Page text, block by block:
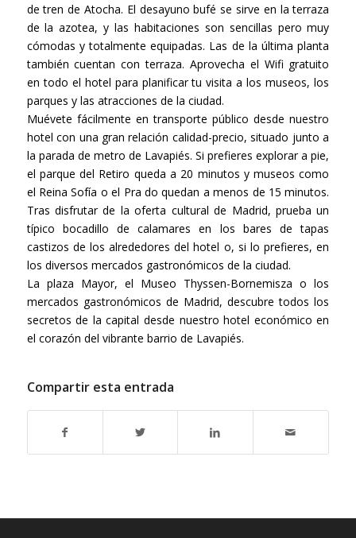
de tren de Atocha. El desayuno bufé se sirve en la terraza
de la azotea, y las habitaciones son sencillas pero muy
cómodas y totalmente equipadas. Las de la última planta
también cuentan con terraza. Aprovecha el Wifi gratuito
en todo el hotel para planificar tu visita a los museos, los
parques y las atracciones de la ciudad.
Muévete fácilmente en transporte público desde nuestro
hotel con una gran relación calidad-precio, situado junto a
la parada de metro de Lavapiés. Si prefieres explorar a pie,
el parque del Retiro queda a 20 minutos y museos como
el Reina Sofía o el Pra do quedan a menos de 15 minutos.
Tras disfrutar de la oferta cultural de Madrid, prueba un
típico bocadillo de calamares en los bares de tapas
castizos de los alrededores del hotel o, si lo prefieres, en
los diversos mercados gastronómicos de la ciudad.
La plaza Mayor, el Museo Thyssen-Bornemisza o los
mercados gastronómicos de Madrid, descubre todos los
secretos de la capital desde nuestro hotel económico en
el corazón del vibrante barrio de Lavapiés.
Compartir esta entrada